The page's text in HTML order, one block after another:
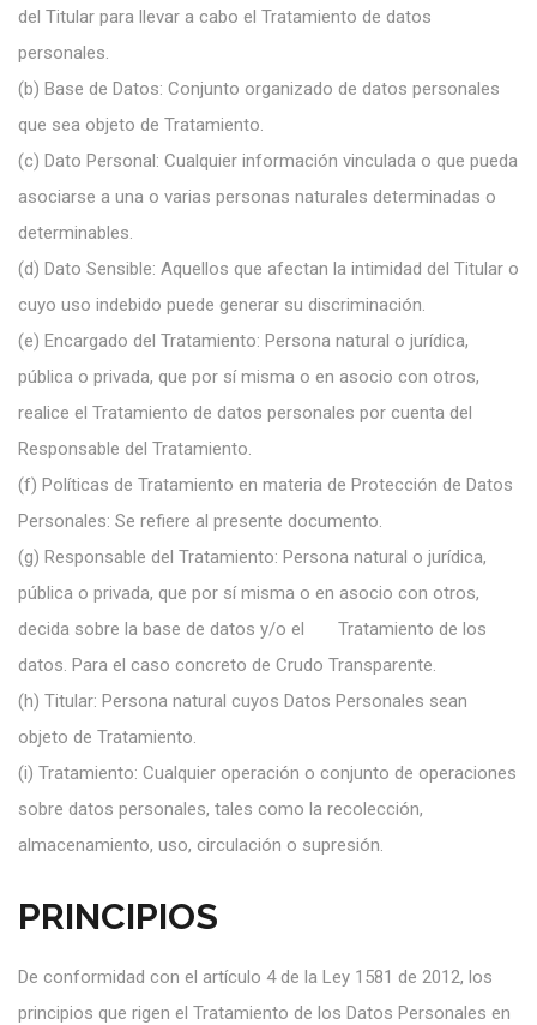
del Titular para llevar a cabo el Tratamiento de datos
personales.
(b) Base de Datos: Conjunto organizado de datos personales
que sea objeto de Tratamiento.
(c) Dato Personal: Cualquier información vinculada o que pueda
asociarse a una o varias personas naturales determinadas o
determinables.
(d) Dato Sensible: Aquellos que afectan la intimidad del Titular o
cuyo uso indebido puede generar su discriminación.
(e) Encargado del Tratamiento: Persona natural o jurídica,
pública o privada, que por sí misma o en asocio con otros,
realice el Tratamiento de datos personales por cuenta del
Responsable del Tratamiento.
(f) Políticas de Tratamiento en materia de Protección de Datos
Personales: Se refiere al presente documento.
(g) Responsable del Tratamiento: Persona natural o jurídica,
pública o privada, que por sí misma o en asocio con otros,
decida sobre la base de datos y/o el
Tratamiento de los
datos. Para el caso concreto de Crudo Transparente.
(h) Titular: Persona natural cuyos Datos Personales sean
objeto de Tratamiento.
(i) Tratamiento: Cualquier operación o conjunto de operaciones
sobre datos personales, tales como la recolección,
almacenamiento, uso, circulación o supresión.
PRINCIPIOS
De conformidad con el artículo 4 de la Ley 1581 de 2012, los
principios que rigen el Tratamiento de los Datos Personales en